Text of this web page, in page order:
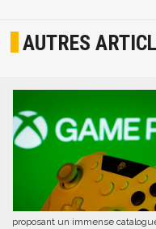
AUTRES
proposant un immense